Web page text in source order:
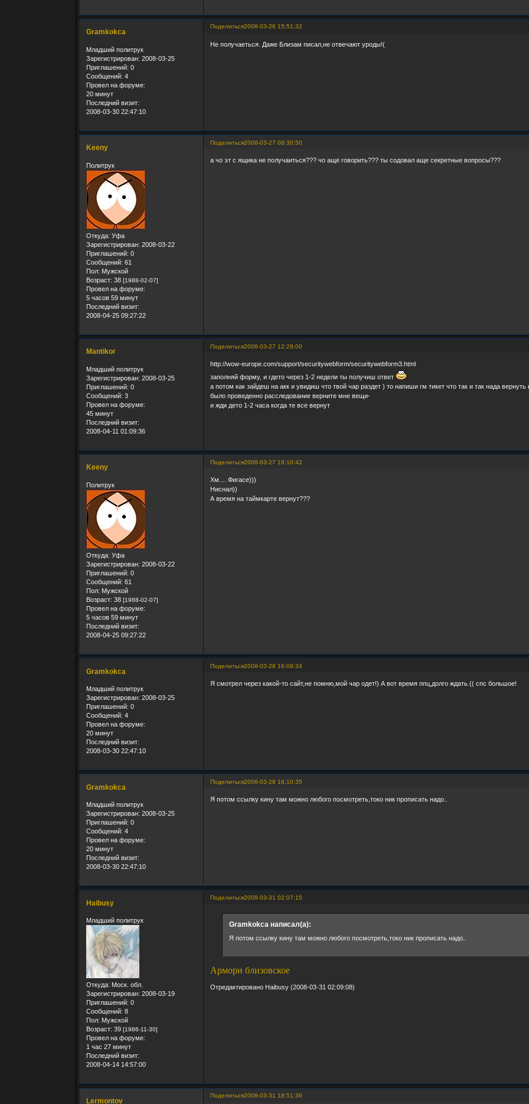
Поделиться2008-03-26 15:51:32
Gramkokca
Младший политрук
Зарегистрирован: 2008-03-25
Приглашений: 0
Сообщений: 4
Провел на форуме:
20 минут
Последний визит:
2008-03-30 22:47:10
Не получаеться. Даже Близам писал,не отвечают уроды!(
Поделиться2008-03-27 08:30:50
Keeny
Политрук
Откуда: Уфа
Зарегистрирован: 2008-03-22
Приглашений: 0
Сообщений: 61
Пол: Мужской
Возраст: 38[1988-02-07]
Провел на форуме:
5 часов 59 минут
Последний визит:
2008-04-25 09:27:22
а чо эт с ящика не получаиться??? чо аще говорить??? ты содовал аще секретные вопросы???
Поделиться2008-03-27 12:29:00
Mantikor
Младший политрук
Зарегистрирован: 2008-03-25
Приглашений: 0
Сообщений: 3
Провел на форуме:
45 минут
Последний визит:
2008-04-11 01:09:36
http://wow-europe.com/support/securitywebform/securitywebform3.html
заполняй форму, и гдето через 1-2 недели ты получиш ответ
а потом как зайдеш на акк и увидиш что твой чар раздет ) то напиши гм тикет что так и так нада
было проведенно расследование верните мне вещи-
и жди дето 1-2 часа когда те все вернут
Поделиться2008-03-27 19:10:42
Keeny
Политрук
Откуда: Уфа
Зарегистрирован: 2008-03-22
Приглашений: 0
Сообщений: 61
Пол: Мужской
Возраст: 38[1988-02-07]
Провел на форуме:
5 часов 59 минут
Последний визит:
2008-04-25 09:27:22
Хм.... Фигасе)))
Ниснал))
А время на таймкарте вернут???
Поделиться2008-03-28 16:09:34
Gramkokca
Младший политрук
Зарегистрирован: 2008-03-25
Приглашений: 0
Сообщений: 4
Провел на форуме:
20 минут
Последний визит:
2008-03-30 22:47:10
Я смотрел через какой-то сайт,не помню,мой чар одет!) А вот время ппц,долго ждать.(( спс большое!
Поделиться2008-03-28 16:10:35
Gramkokca
Младший политрук
Зарегистрирован: 2008-03-25
Приглашений: 0
Сообщений: 4
Провел на форуме:
20 минут
Последний визит:
2008-03-30 22:47:10
Я потом ссылку кину там можно любого посмотреть,токо ник прописать надо..
Поделиться2008-03-31 02:07:15
Haibusy
Младший политрук
Откуда: Моск. обл.
Зарегистрирован: 2008-03-19
Приглашений: 0
Сообщений: 8
Пол: Мужской
Возраст: 39[1986-11-30]
Провел на форуме:
1 час 27 минут
Последний визит:
2008-04-14 14:57:00
Gramkokca написал(а):
Я потом ссылку кину там можно любого посмотреть,токо ник прописать надо..
Армори близовское
Отредактировано Haibusy (2008-03-31 02:09:08)
Поделиться2008-03-31 18:51:36
Lermontov